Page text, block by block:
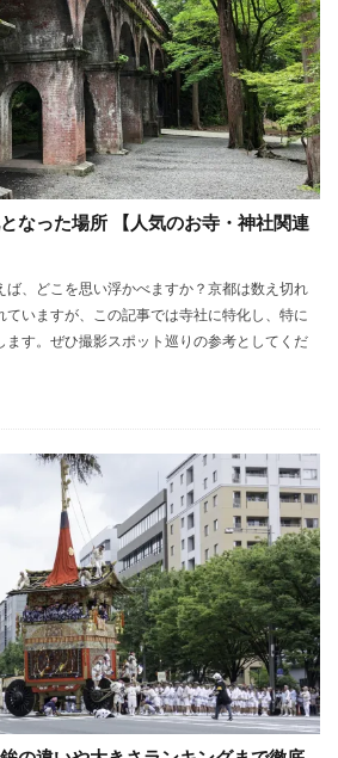
なった場所 【人気のお寺・神社関連
ば、どこを思い浮かべますか？京都は数え切れ
ていますが、この記事では寺社に特化し、特に
ます。ぜひ撮影スポット巡りの参考としてくだ